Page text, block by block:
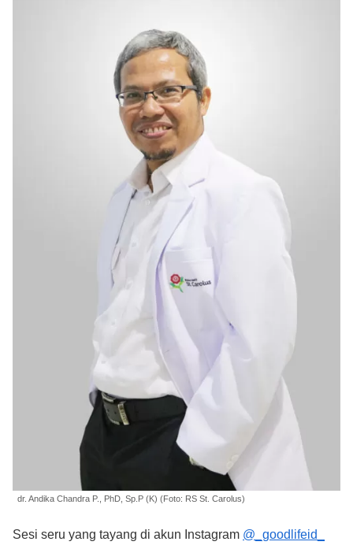
dr. Andika Chandra P., PhD, Sp.P (K) (Foto: RS St. Carolus)
Sesi seru yang tayang di akun Instagram @_goodlifeid_